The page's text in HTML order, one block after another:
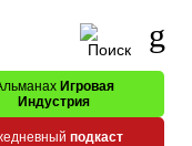
Игровая
Индустрия
подкаст